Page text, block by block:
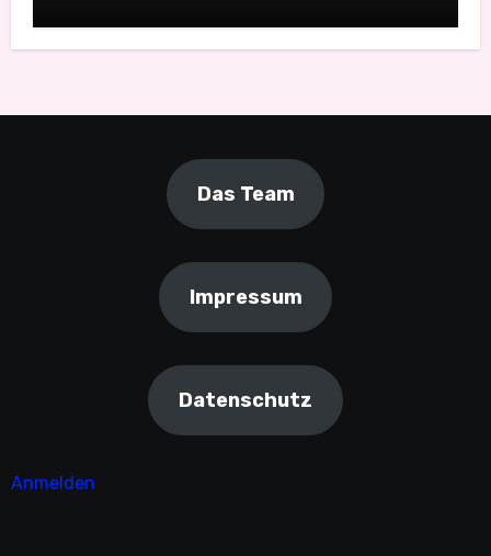
Das Team
Impressum
Datenschutz
Anmelden